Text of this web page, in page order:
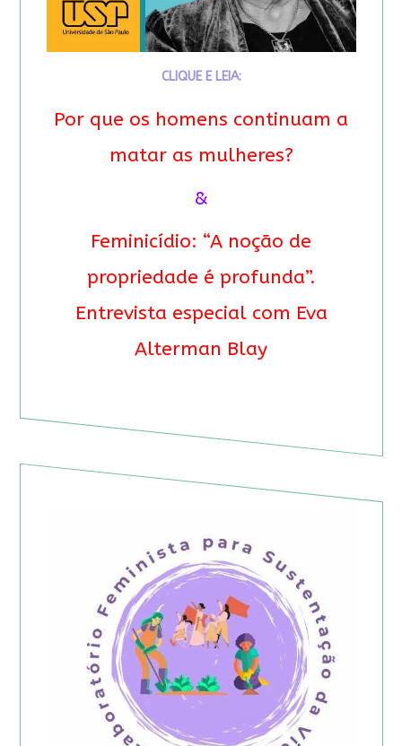
CLIQUE E LEIA:
Por que os homens continuam a
matar as mulheres?
&
Feminicídio: “A noção de
propriedade é profunda”.
Entrevista especial com Eva
Alterman Blay